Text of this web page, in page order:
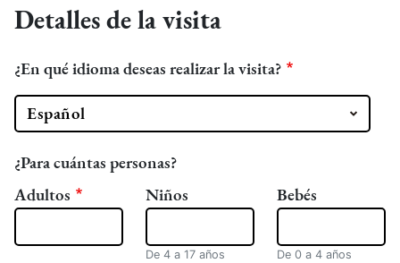
Detalles de la visita
¿En qué idioma deseas realizar la visita?
¿Para cuántas personas?
Adultos
Niños
De 4 a 17 años
Bebés
De 0 a 4 años